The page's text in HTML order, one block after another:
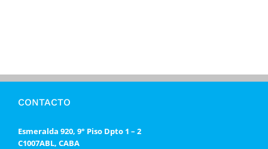
CONTACTO
Esmeralda 920, 9° Piso Dpto 1 – 2
C1007ABL, CABA